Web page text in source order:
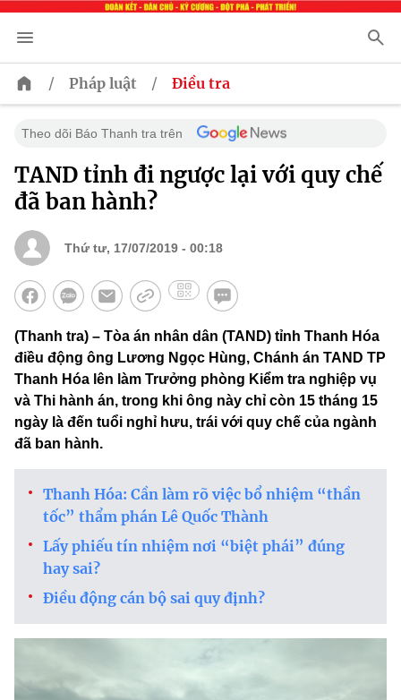
/ Pháp luật / Điều tra
Theo dõi Báo Thanh tra trên
TAND tỉnh đi ngược lại với quy chế
đã ban hành?
Thứ tư, 17/07/2019 - 00:18
(Thanh tra) – Tòa án nhân dân (TAND) tỉnh Thanh Hóa
điều động ông Lương Ngọc Hùng, Chánh án TAND TP
Thanh Hóa lên làm Trưởng phòng Kiểm tra nghiệp vụ
và Thi hành án, trong khi ông này chỉ còn 15 tháng 15
ngày là đến tuổi nghỉ hưu, trái với quy chế của ngành
đã ban hành.
Thanh Hóa: Cần làm rõ việc bổ nhiệm “thần
tốc” thẩm phán Lê Quốc Thành
Lấy phiếu tín nhiệm nơi “biệt phái” đúng
hay sai?
Điều động cán bộ sai quy định?